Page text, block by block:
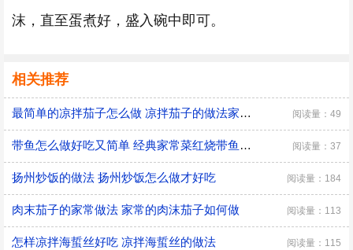
沫，直至蛋煮好，盛入碗中即可。
相关推荐
最简单的凉拌茄子怎么做 凉拌茄子的做法家常窍门 阅读量：49
带鱼怎么做好吃又简单 经典家常菜红烧带鱼的做法 阅读量：37
扬州炒饭的做法 扬州炒饭怎么做才好吃 阅读量：184
肉末茄子的家常做法 家常的肉沫茄子如何做 阅读量：113
怎样凉拌海蜇丝好吃 凉拌海蜇丝的做法 阅读量：115